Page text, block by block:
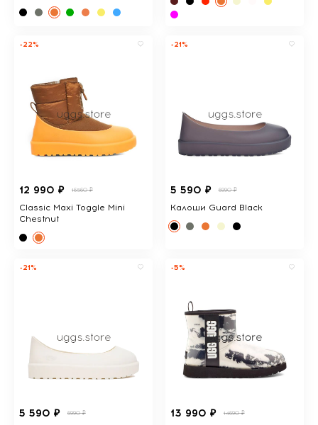
-22%
12 990 ₽ 16560 ₽
Classic Maxi Toggle Mini
Chestnut
-21%
5 590 ₽ 6990 ₽
Калоши Guard Black
-21%
5 590 ₽ 6990 ₽
-5%
13 990 ₽ 14690 ₽